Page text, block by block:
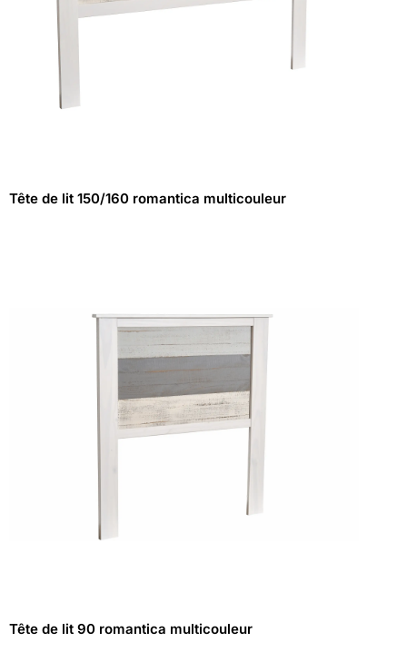
Tête de lit 150/160 romantica multicouleur
Tête de lit 90 romantica multicouleur